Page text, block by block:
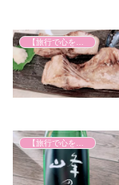
【旅行で心を癒そう】